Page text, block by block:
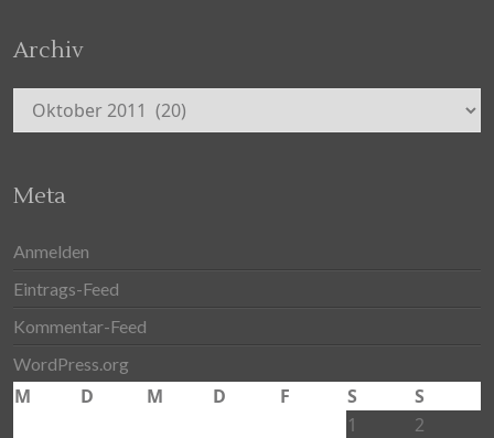
Archiv
Archiv
Meta
Anmelden
Eintrags-Feed
Kommentar-Feed
WordPress.org
M D M D F S
S
1
2